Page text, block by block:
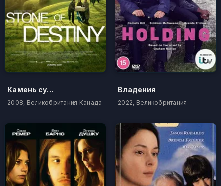
Камень судьбы
2008, Великобритания Канада
Владения
2022, Великобритания